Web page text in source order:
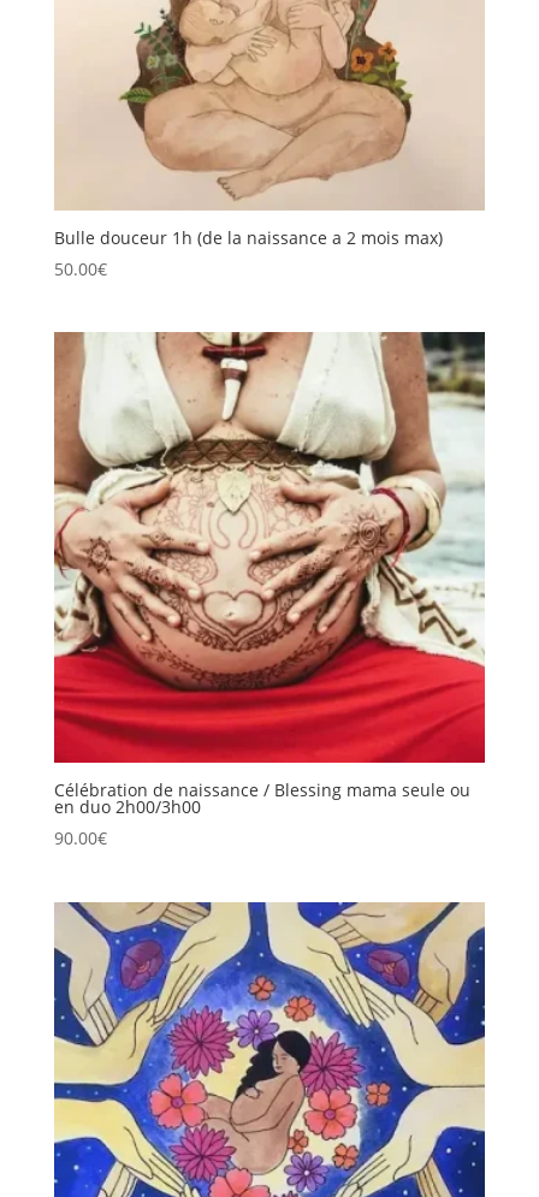
Bulle douceur 1h (de la naissance a 2 mois max)
50.00€
Célébration de naissance / Blessing mama seule ou
en duo 2h00/3h00
90.00€